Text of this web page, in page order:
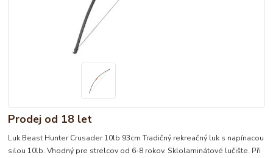
Prodej od 18 let
Luk Beast Hunter Crusader 10lb 93cm Tradičný rekreačný luk s napínacou
silou 10lb. Vhodný pre strelcov od 6-8 rokov. Sklolaminátové lučište. Při